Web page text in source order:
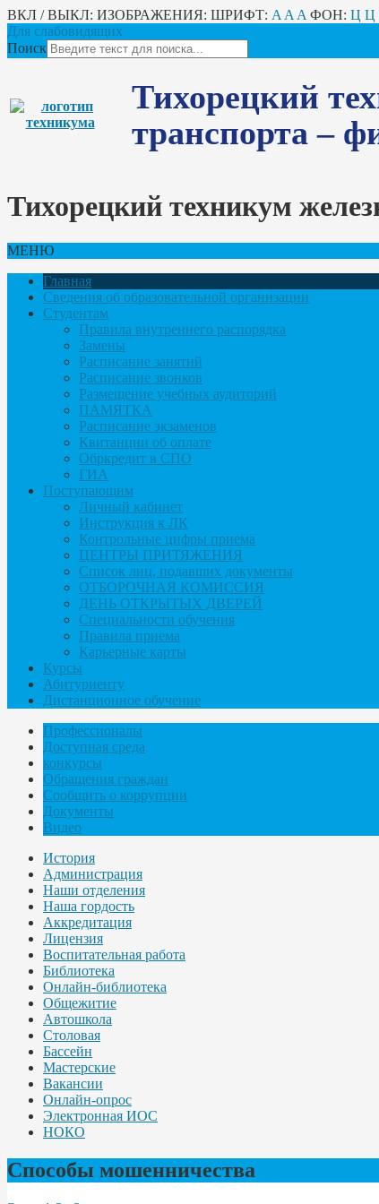
ВКЛ / ВЫКЛ: ИЗОБРАЖЕНИЯ: ШРИФТ: A A A ФОН: Ц Ц
Для слабовидящих
Поиск
Тихорецкий
транспорта –
Тихорецкий техникум
МЕНЮ
Главная
Сведения об образовательной организации
Студентам
Правила внутреннего распорядка
Замены
Расписание занятий
Расписание звонков
Размещение учебных аудиторий
ПАМЯТКА
Расписание экзаменов
Квитанции об оплате
Обркредит в СПО
ГИА
Поступающим
Личный кабинет
Инструкция к ЛК
Контрольные цифры приема
ЦЕНТРЫ ПРИТЯЖЕНИЯ
Список лиц, подавших документы
ОТБОРОЧНАЯ КОМИССИЯ
ДЕНЬ ОТКРЫТЫХ ДВЕРЕЙ
Специальности обучения
Правила приема
Карьерные карты
Курсы
Абитуриенту
Дистанционное обучение
Профессионалы
Доступная среда
конкурсы
Обращения граждан
Сообщить о коррупции
Документы
Видео
История
Администрация
Наши отделения
Наша гордость
Аккредитация
Лицензия
Воспитательная работа
Библиотека
Онлайн-библиотека
Общежитие
Автошкола
Столовая
Бассейн
Мастерские
Вакансии
Онлайн-опрос
Электронная ИОС
НОКО
Способы мошенничества